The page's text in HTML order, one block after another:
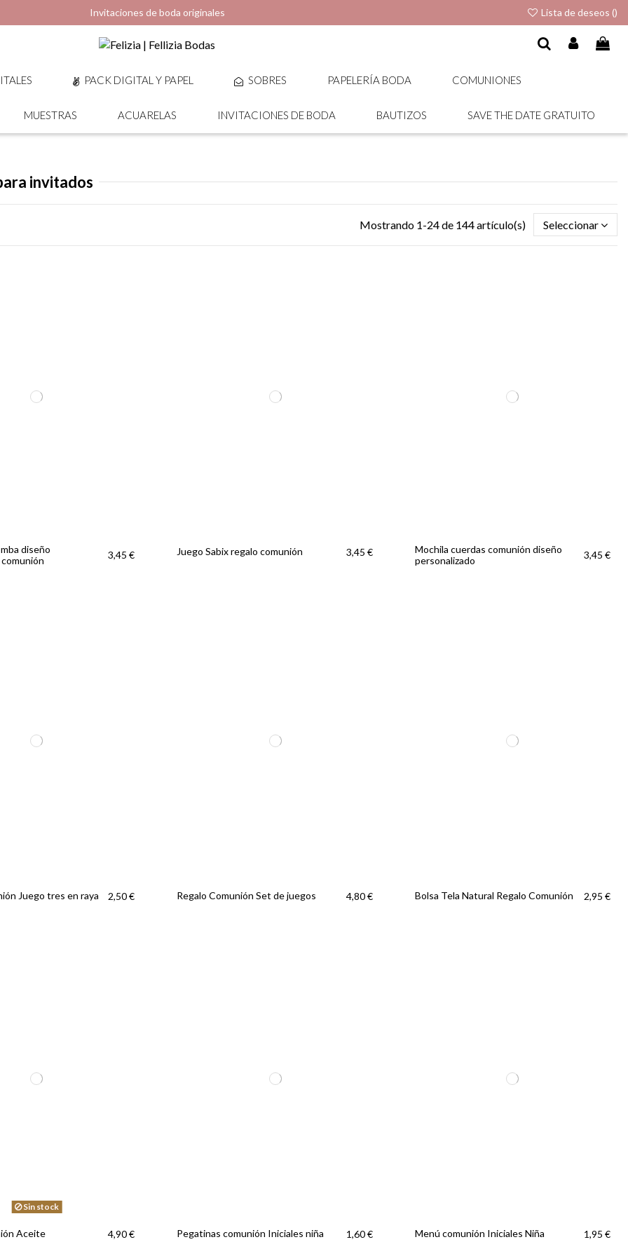
Invitaciones de boda originales Lista de deseos ()
PACK DIGITAL Y PAPEL SOBRES PAPELERÍA BODA COMUNIONES
MUESTRAS ACUARELAS INVITACIONES DE BODA BAUTIZOS SAVE THE DATE GRATUITO
invitados
Mostrando 1-24 de 144 artículo(s) Seleccionar
diseño
3,45 € Juego Sabix regalo comunión 3,45 €
Mochila cuerdas comunión diseño
personalizado
3,45 €
Juego tres en raya 2,50 € Regalo Comunión Set de juegos 4,80 € Bolsa Tela Natural Regalo Comunión 2,95 €
Sin stock
Aceite 4,90 € Pegatinas comunión Iniciales niña 1,60 € Menú comunión Iniciales Niña 1,95 €